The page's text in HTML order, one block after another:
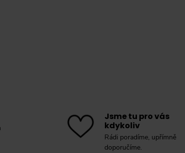
Jsme tu pro vás
kdykoliv
Rádi poradíme, upřímně
doporučíme.